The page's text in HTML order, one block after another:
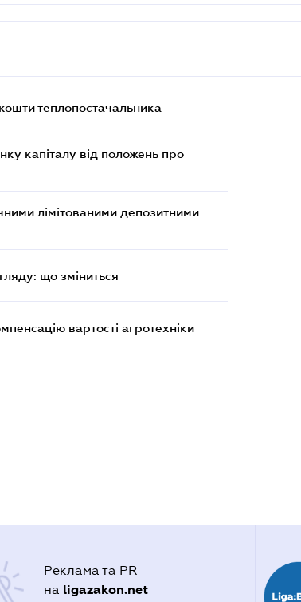
теплопостачальника
капіталу від положень про
лімітованими депозитними
що зміниться
вартості агротехніки
Реклама та PR
на ligazakon.net